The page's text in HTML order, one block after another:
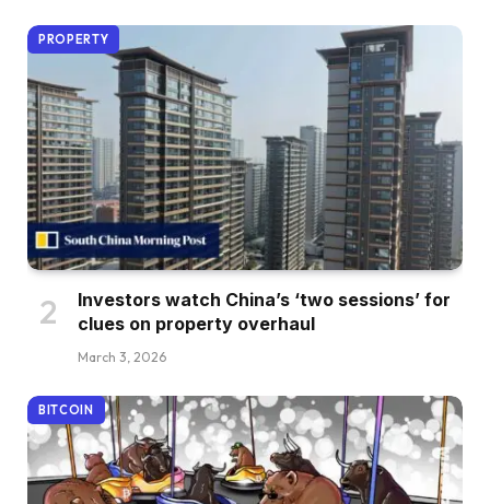
PROPERTY
Investors watch China’s ‘two sessions’ for
clues on property overhaul
March 3, 2026
BITCOIN